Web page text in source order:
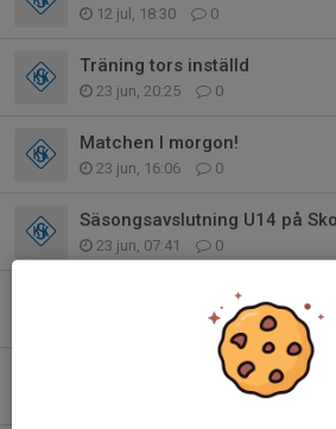
12 jul, 18:30 0
Träning tors inställd
23 jun, 20:25 0
Matchen I morgon!
23 jun, 16:06 0
Säsongsavslutning U14 på
23 jun, 07:41 0
Match torsdag 18/6 mot IF
0
Matchen torsdag 18/6 med P-